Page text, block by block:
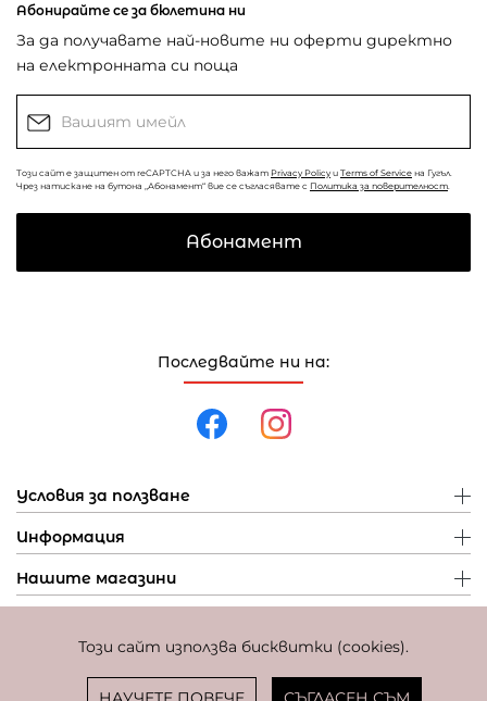
Този сайт използва бисквитки (cookies).
Последвайте ни на:
Условия за ползване
Информация
Нашите магазини
Абонирайте се за бюлетина ни
За да получавате най-новите ни оферти директно
на електронната си поща
Този сайт е защитен от reCAPTCHA и за него важат Privacy Policy и Terms of Service на Гугъл.
Чрез натискане на бутона „Абонамент“ вие се съгласявате с Политика за поверителност
Абонамент
Фиксиран курс за превалутиране: 1 EUR = 1,95583 BGN